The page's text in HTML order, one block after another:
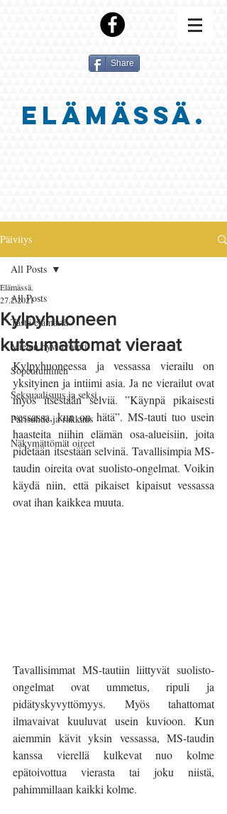
Share
ELÄMÄSSÄ.
Päivitys
All Posts
Tästä elämästä
Mielen hyvinvointi
Sopeutuminen
Seksuaalisuus ja seksi
Parisuhde ja rakkaus
Näkymättömät oireet
All Posts
Kylpyhuoneen
kutsumattomat vieraat
Elämässä.
27.2.2021
Kylpyhuoneessa ja vessassa vierailu on
yksityinen ja intiimi asia. Ja ne vierailut ovat
myös itsestään selviä. ”Käynpä pikaisesti
vessassa, kun on hätä”. MS-tauti tuo usein
haasteita niihin elämän osa-alueisiin, joita
pidetään itsestään selvinä. Tavallisimpia MS-
taudin oireita ovat suolisto-ongelmat. Voikin
käydä niin, että pikaiset kipaisut vessassa
ovat ihan kaikkea muuta.
Tavallisimmat MS-tautiin liittyvät suolisto-
ongelmat ovat ummetus, ripuli ja
pidätyskyvyttömyys. Myös tahattomat
ilmavaivat kuuluvat usein kuvioon. Kun
aiemmin kävit yksin vessassa, MS-taudin
kanssa vierellä kulkevat nuo kolme
epätoivottua vierasta tai joku niistä,
pahimmillaan kaikki kolme.